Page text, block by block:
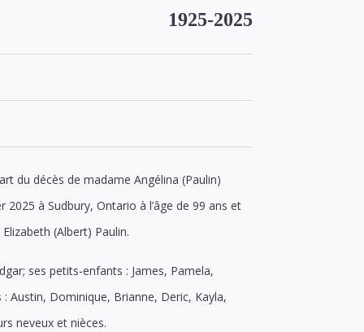
1925-2025
du décès de madame Angélina (Paulin)
à Sudbury, Ontario à l’âge de 99 ans et
(Albert) Paulin.
ses petits-enfants : James, Pamela,
Austin, Dominique, Brianne, Deric, Kayla,
neveux et nièces.